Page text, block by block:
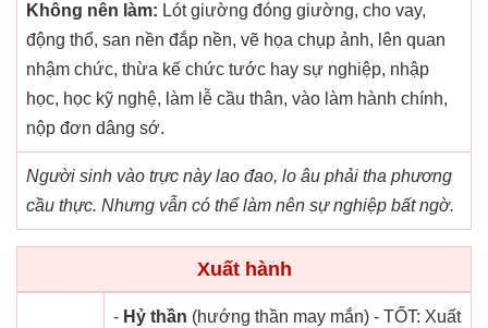
Không nên làm: Lót giường đóng giường, cho vay,
động thổ, san nền đắp nền, vẽ họa chụp ảnh, lên quan
nhậm chức, thừa kế chức tước hay sự nghiệp, nhập
học, học kỹ nghệ, làm lễ cầu thân, vào làm hành chính,
nộp đơn dâng sớ.
Người sinh vào trực này lao đao, lo âu phải tha phương
cầu thực. Nhưng vẫn có thể làm nên sự nghiệp bất ngờ.
Xuất hành
- Hỷ thần (hướng thần may mắn) - TỐT: Xuất